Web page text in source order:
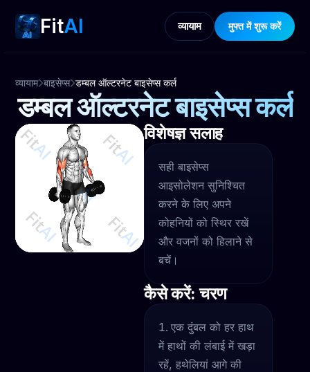
FitAI व्यायाम मुफ्त में शुरू करें
व्यायाम बाइसेप्स डम्बल ऑल्टरनेट बाइसेप्स कर्ल
डम्बल ऑल्टरनेट बाइसेप्स कर्ल
विशेषज्ञ सलाह
सही बाइसेप्स
आइसोलेशन सुनिश्चित
करने के लिए अपने
कोहनियों को स्थिर रखें
और वजनों को हिलाने से
बचें।
कैसे करें: चरण
एक दुंबल को हर हाथ
में हाथों की लंबाई में खड़ा
रहें, हथेलियां आगे की